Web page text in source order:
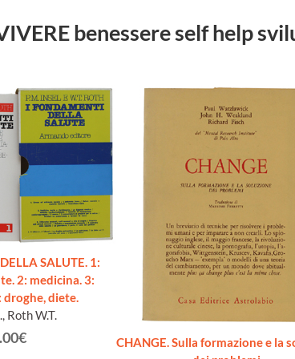
benessere self help
SALUTE. 1:
2: medicina. 3:
droghe, diete.
Roth W.T.
CHANGE. Sulla formazione e la